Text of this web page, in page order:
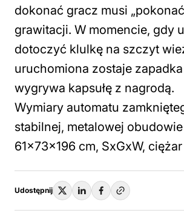
dokonać gracz musi
grawitacji. W momencie, gdy
dotoczyć klulkę na szczyt
uruchomiona zostaje
wygrywa kapsułę z nagrodą.
Wymiary automatu
stabilnej, metalowej
61x73x196 cm, SxGxW,
Udostępnij